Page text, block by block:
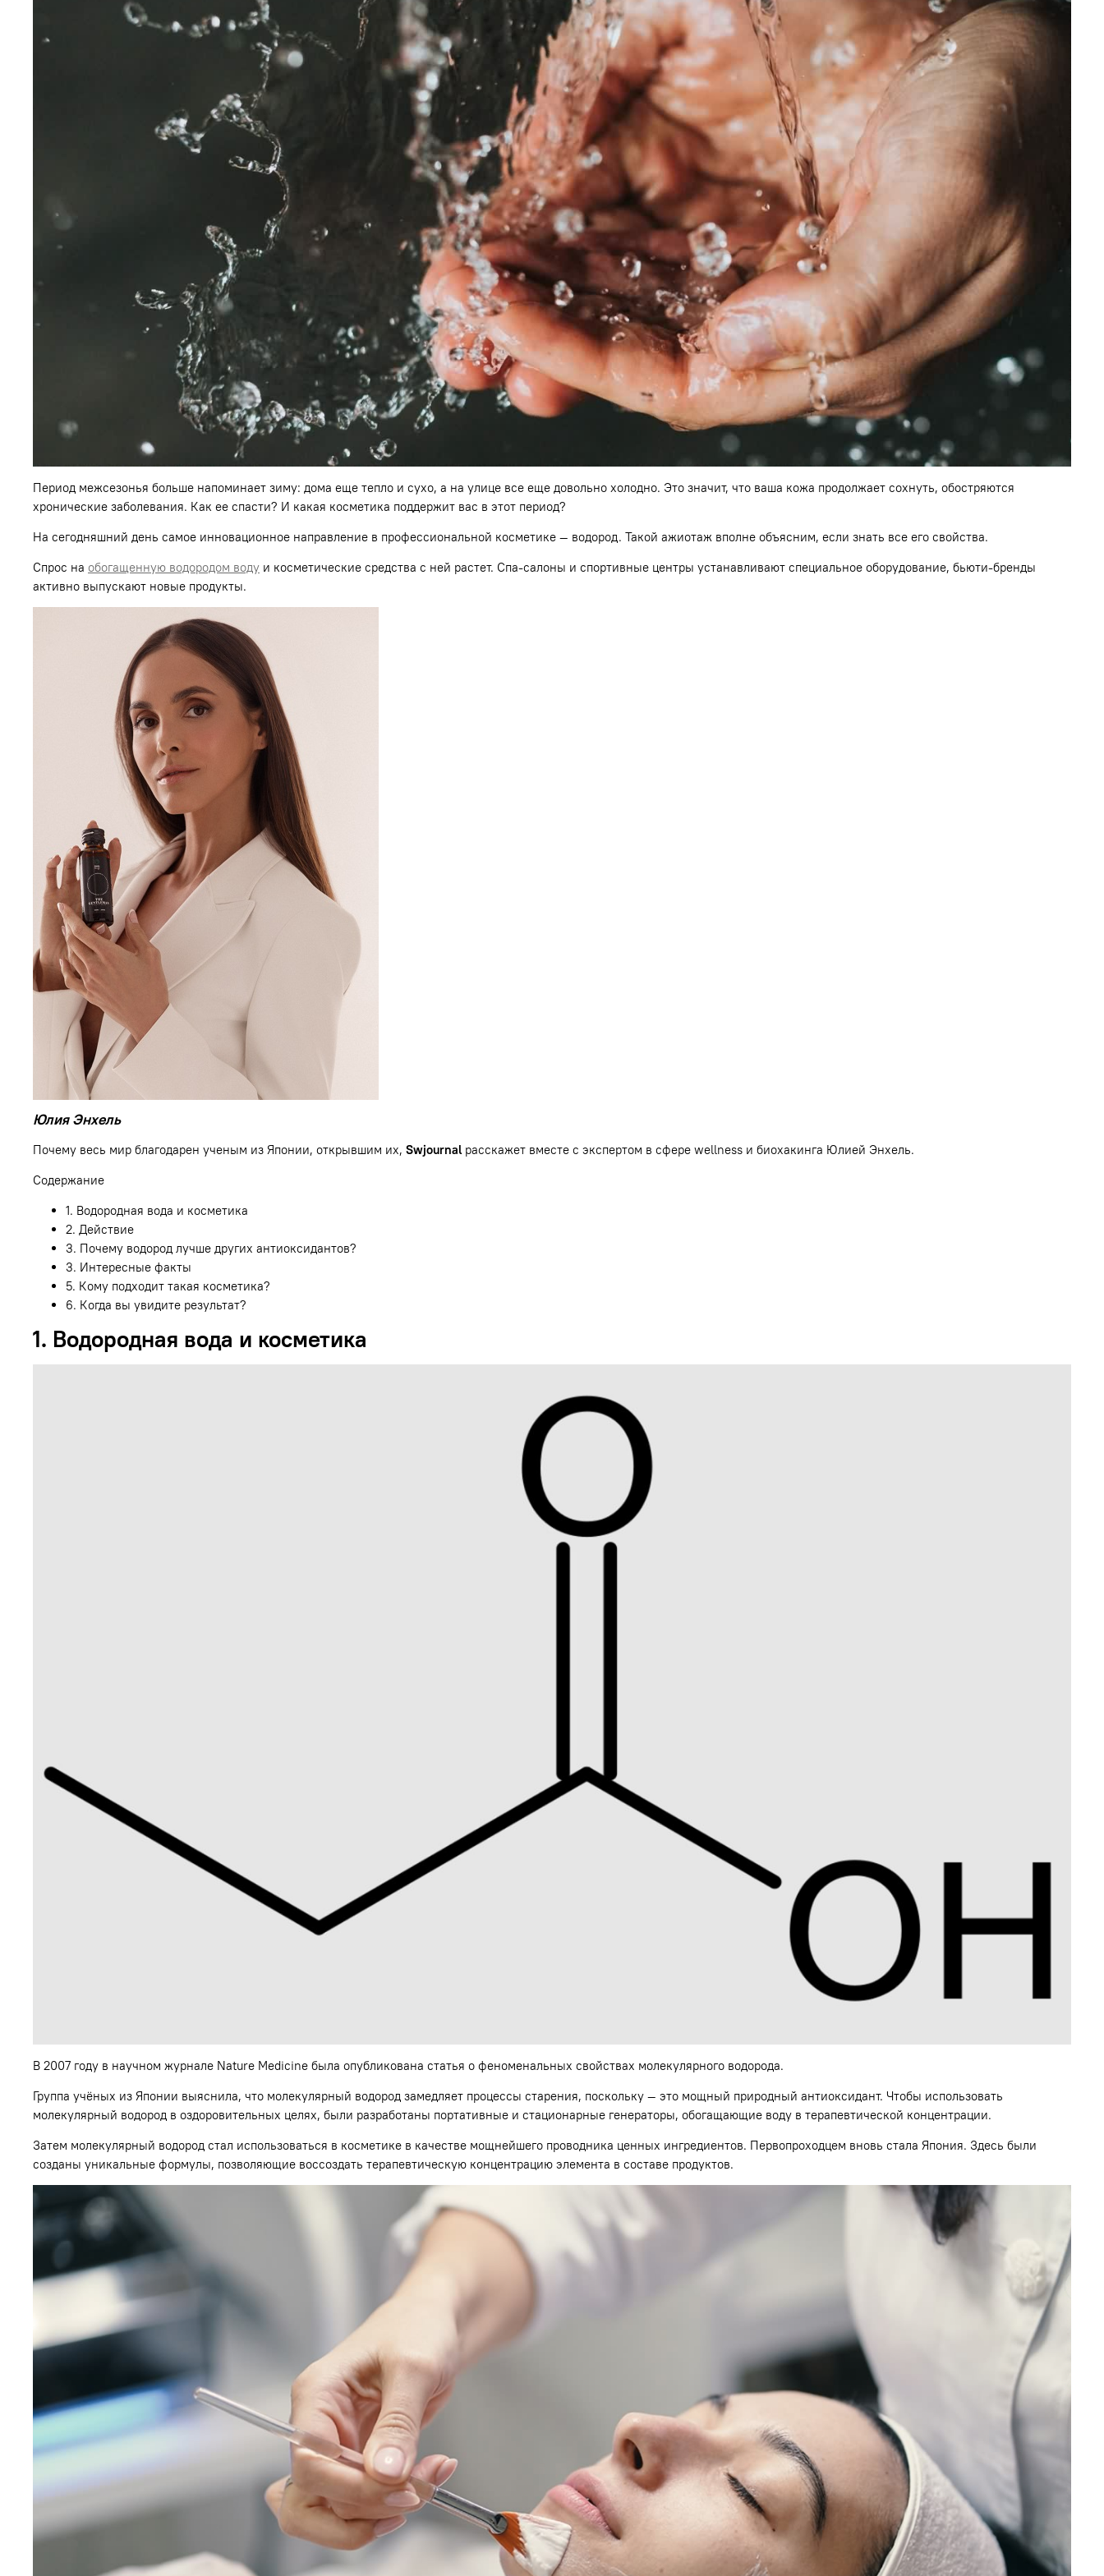
Период межсезонья больше напоминает зиму: дома еще тепло и сухо, а на улице все еще довольно холодно. Это значит, что ваша кожа продолжает сохнуть, обостряются
хронические заболевания. Как ее спасти? И какая косметика поддержит вас в этот период?
На сегодняшний день самое инновационное направление в профессиональной косметике — водород. Такой ажиотаж вполне объясним, если знать все его свойства.
Спрос на обогащенную водородом воду и косметические средства с ней растет. Спа-салоны и спортивные центры устанавливают специальное оборудование, бьюти-бренды
активно выпускают новые продукты.
Юлия Энхель
Почему весь мир благодарен ученым из Японии, открывшим их, Swjournal расскажет вместе с экспертом в сфере wellness и биохакинга Юлией Энхель.
Содержание
1. Водородная вода и косметика
2. Действие
3. Почему водород лучше других антиоксидантов?
3. Интересные факты
5. Кому подходит такая косметика?
6. Когда вы увидите результат?
1. Водородная вода и косметика
В 2007 году в научном журнале Nature Medicine была опубликована статья о феноменальных свойствах молекулярного водорода.
Группа учёных из Японии выяснила, что молекулярный водород замедляет процессы старения, поскольку — это мощный природный антиоксидант. Чтобы использовать
молекулярный водород в оздоровительных целях, были разработаны портативные и стационарные генераторы, обогащающие воду в терапевтической концентрации.
Затем молекулярный водород стал использоваться в косметике в качестве мощнейшего проводника ценных ингредиентов. Первопроходцем вновь стала Япония. Здесь были
созданы уникальные формулы, позволяющие воссоздать терапевтическую концентрацию элемента в составе продуктов.